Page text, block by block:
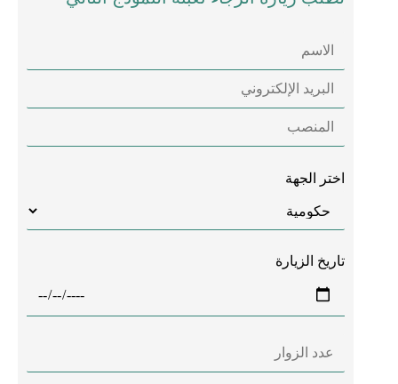
اختر الجهة
تاريخ الزيارة